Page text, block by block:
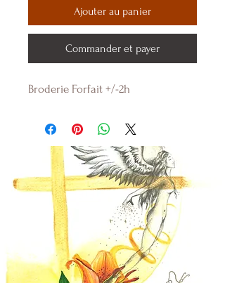
Ajouter au panier
Commander et payer
Broderie Forfait +/-2h